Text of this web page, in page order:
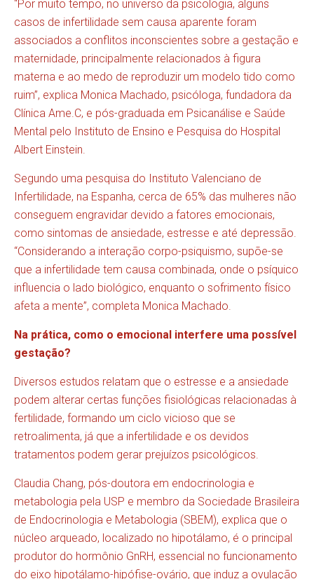
“Por muito tempo, no universo da psicologia, alguns
casos de infertilidade sem causa aparente foram
associados a conflitos inconscientes sobre a gestação e
maternidade, principalmente relacionados à figura
materna e ao medo de reproduzir um modelo tido como
ruim”, explica Monica Machado, psicóloga, fundadora da
Clínica Ame.C, e pós-graduada em Psicanálise e Saúde
Mental pelo Instituto de Ensino e Pesquisa do Hospital
Albert Einstein.
Segundo uma pesquisa do Instituto Valenciano de
Infertilidade, na Espanha, cerca de 65% das mulheres não
conseguem engravidar devido a fatores emocionais,
como sintomas de ansiedade, estresse e até depressão.
“Considerando a interação corpo-psiquismo, supõe-se
que a infertilidade tem causa combinada, onde o psíquico
influencia o lado biológico, enquanto o sofrimento físico
afeta a mente”, completa Monica Machado.
Na prática, como o emocional interfere uma possível
gestação?
Diversos estudos relatam que o estresse e a ansiedade
podem alterar certas funções fisiológicas relacionadas à
fertilidade, formando um ciclo vicioso que se
retroalimenta, já que a infertilidade e os devidos
tratamentos podem gerar prejuízos psicológicos.
Claudia Chang, pós-doutora em endocrinologia e
metabologia pela USP e membro da Sociedade Brasileira
de Endocrinologia e Metabologia (SBEM), explica que o
núcleo arqueado, localizado no hipotálamo, é o principal
produtor do hormônio GnRH, essencial no funcionamento
do eixo hipotálamo-hipófise-ovário, que induz a ovulação